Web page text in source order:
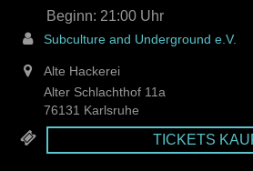
21:00
Subculture and Underground e.V.
Alte Hackerei
Alter Schlachthof 11a
76131 Karlsruhe
TICKETS